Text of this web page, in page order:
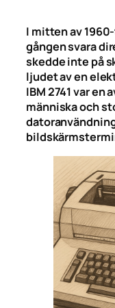
I mitten av
gången svara
skedde inte på
ljudet av en
IBM 2741 var
människa och